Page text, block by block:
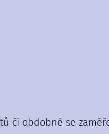
či obdobné se